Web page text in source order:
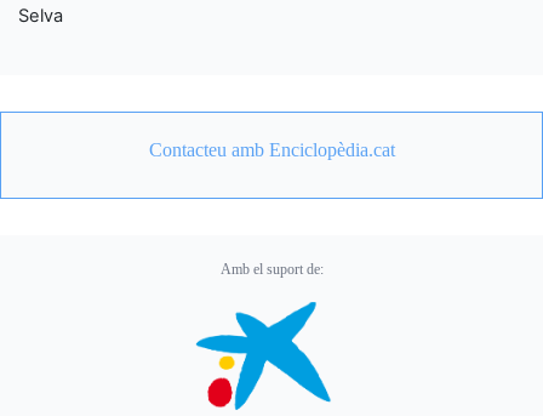
Selva
Contacteu amb Enciclopèdia.cat
Amb el suport de: